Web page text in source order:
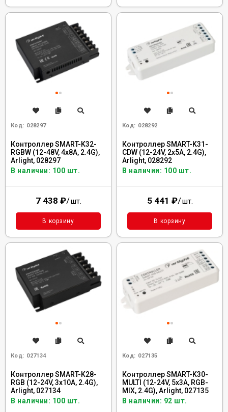
Код: 028297
Контроллер SMART-K32-
RGBW (12-48V, 4x8A, 2.4G),
Arlight, 028297
В наличии: 100 шт.
7 438 ₽/шт.
В корзину
Код: 028292
Контроллер SMART-K31-
CDW (12-24V, 2x5A, 2.4G),
Arlight, 028292
В наличии: 100 шт.
5 441 ₽/шт.
В корзину
Код: 027134
Контроллер SMART-K28-
RGB (12-24V, 3x10A, 2.4G),
Arlight, 027134
В наличии: 100 шт.
Код: 027135
Контроллер SMART-K30-
MULTI (12-24V, 5x3A, RGB-
MIX, 2.4G), Arlight, 027135
В наличии: 92 шт.